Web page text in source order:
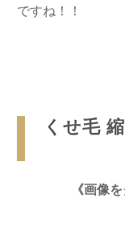
ですね！！
くせ毛
《画像